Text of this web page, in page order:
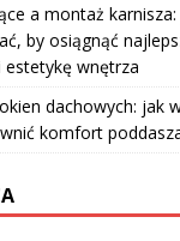
a montaż
by osiągnąć
wnętrza
dachowych: jak
komfort